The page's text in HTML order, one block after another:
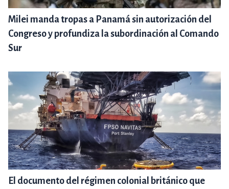
Milei manda tropas a Panamá sin autorización del
Congreso y profundiza la subordinación al Comando
Sur
El documento del régimen colonial británico que